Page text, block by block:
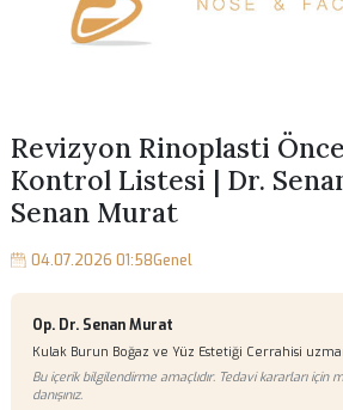
Revizyon Rinoplasti
Kontrol Listesi | Dr.
Senan Murat